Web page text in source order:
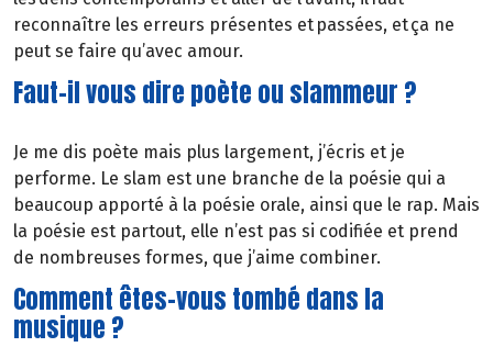
reconnaître les erreurs présentes et passées, et ça ne
peut se faire qu’avec amour.
Faut-il vous dire poète ou slammeur ?
Je me dis poète mais plus largement, j’écris et je
performe. Le slam est une branche de la poésie qui a
beaucoup apporté à la poésie orale, ainsi que le rap. Mais
la poésie est partout, elle n’est pas si codifiée et prend
de nombreuses formes, que j’aime combiner.
Comment êtes-vous tombé dans la
musique ?